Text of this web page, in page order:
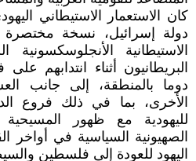
كان الاستعمار الاستيطاني
دولة إسرائيل، نسخة
الاستيطانية
البريطانيون أثناء انتدابهم
دوما بالمنطقة، إلى جانب
الأخرى، بما في ذلك فروع
لليهودية مع ظهور
الصهيونية السياسية في أواخر
اليهود للعودة إلى فلسطين